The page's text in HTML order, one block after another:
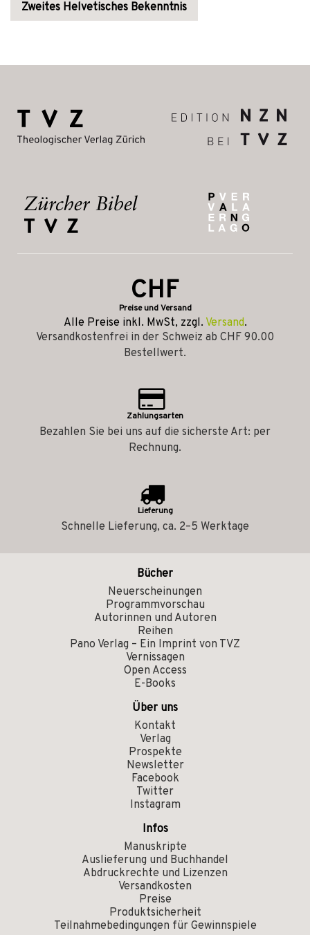
Zweites Helvetisches Bekenntnis
CHF
Preise und Versand
Alle Preise inkl. MwSt, zzgl. Versand.
Versandkostenfrei in der Schweiz ab CHF 90.00
Bestellwert.
Zahlungsarten
Bezahlen Sie bei uns auf die sicherste Art: per
Rechnung.
Lieferung
Schnelle Lieferung, ca. 2–5 Werktage
Bücher
Neuerscheinungen
Programmvorschau
Autorinnen und Autoren
Reihen
Pano Verlag – Ein Imprint von TVZ
Vernissagen
Open Access
E-Books
Über uns
Kontakt
Verlag
Prospekte
Newsletter
Facebook
Twitter
Instagram
Infos
Manuskripte
Auslieferung und Buchhandel
Abdruckrechte und Lizenzen
Versandkosten
Preise
Produktsicherheit
Teilnahmebedingungen für Gewinnspiele